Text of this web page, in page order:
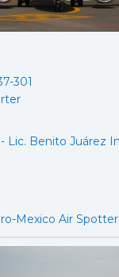
301
Lic. Benito Juárez
Mexico Air